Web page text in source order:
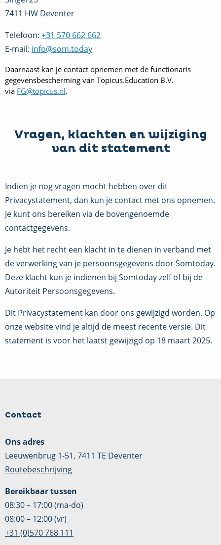
7411 HW Deventer
Telefoon: +31 570 662 662
E-mail: info@som.today
Daarnaast kan je contact opnemen met de functionaris
gegevensbescherming van Topicus.Education B.V.
via FG@topicus.nl.
Vragen, klachten en wijziging
van dit statement
Indien je nog vragen mocht hebben over dit
Privacystatement, dan kun je contact met ons opnemen.
Je kunt ons bereiken via de bovengenoemde
contactgegevens.
Je hebt het recht een klacht in te dienen in verband met
de verwerking van je persoonsgegevens door Somtoday.
Deze klacht kun je indienen bij Somtoday zelf of bij de
Autoriteit Persoonsgegevens.
Dit Privacystatement kan door ons gewijzigd worden. Op
onze website vind je altijd de meest recente versie. Dit
statement is voor het laatst gewijzigd op 18 maart 2025.
Contact
Ons adres
Leeuwenbrug 1-51, 7411 TE Deventer
Routebeschrijving
Bereikbaar tussen
08:30 – 17:00 (ma-do)
08:00 – 12:00 (vr)
+31 (0)570 768 111